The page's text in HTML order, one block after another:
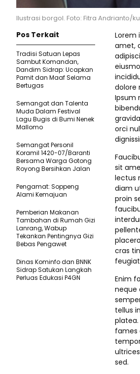
Ilustrasi borgol. Foto: Fitra Andrianto/
Lorem
amet,
dolore
Ipsum
orci
sit
lectus
diam
proin
cras
Enim
neque
tellus
fames
sed.
Pos Terkait
Tradisi Satuan Lepas
Sambut Komandan,
Dandim Sidrap: Ucapkan
Pamit dan Maaf Selama
Bertugas
Semangat dan Talenta
Muda Dalam Festival
Lagu Bugis di Bumi Nenek
Mallomo
Semangat Personil
Koramil 1420-07/Baranti
Bersama Warga Gotong
Royong Bersihkan Jalan
Pengamat: Soppeng
Alami Kemajuan
Pemberian Makanan
Tambahan di Rumah Gizi
Lanrang, Wabup
Tekankan Pentingnya Gizi
Bebas Pengawet
Dinas Kominfo dan BNNK
Sidrap Satukan Langkah
Perluas Edukasi P4GN